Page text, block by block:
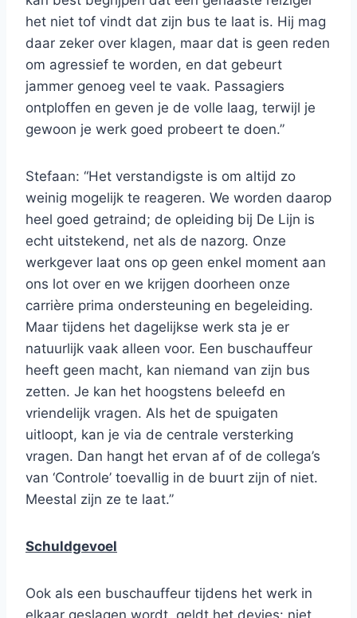
het niet tof vindt dat zijn bus te laat is. Hij mag
daar zeker over klagen, maar dat is geen reden
om agressief te worden, en dat gebeurt
jammer genoeg veel te vaak. Passagiers
ontploffen en geven je de volle laag, terwijl je
gewoon je werk goed probeert te doen.”
Stefaan: “Het verstandigste is om altijd zo
weinig mogelijk te reageren. We worden daarop
heel goed getraind; de opleiding bij De Lijn is
echt uitstekend, net als de nazorg. Onze
werkgever laat ons op geen enkel moment aan
ons lot over en we krijgen doorheen onze
carrière prima ondersteuning en begeleiding.
Maar tijdens het dagelijkse werk sta je er
natuurlijk vaak alleen voor. Een buschauffeur
heeft geen macht, kan niemand van zijn bus
zetten. Je kan het hoogstens beleefd en
vriendelijk vragen. Als het de spuigaten
uitloopt, kan je via de centrale versterking
vragen. Dan hangt het ervan af of de collega’s
van ‘Controle’ toevallig in de buurt zijn of niet.
Meestal zijn ze te laat.”
Schuldgevoel
Ook als een buschauffeur tijdens het werk in